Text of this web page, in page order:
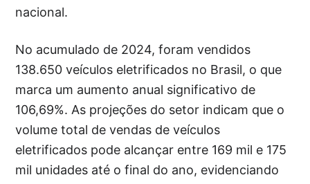
nacional.
No acumulado de 2024, foram vendidos
138.650 veículos eletrificados no Brasil, o que
marca um aumento anual significativo de
106,69%. As projeções do setor indicam que o
volume total de vendas de veículos
eletrificados pode alcançar entre 169 mil e 175
mil unidades até o final do ano, evidenciando